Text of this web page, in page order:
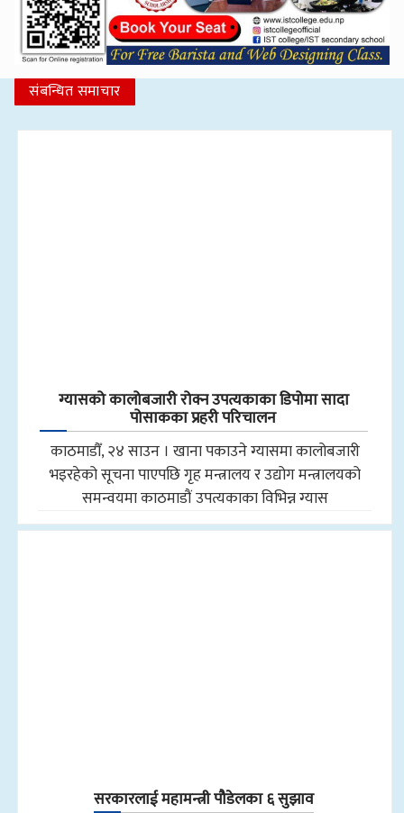
संबन्धित समाचार
ग्यासको कालोबजारी रोक्न उपत्यकाका डिपोमा सादा
पोसाकका प्रहरी परिचालन
काठमाडौँ, २४ साउन । खाना पकाउने ग्यासमा कालोबजारी
भइरहेको सूचना पाएपछि गृह मन्त्रालय र उद्योग मन्त्रालयको
समन्वयमा काठमाडौं उपत्यकाका विभिन्न ग्यास
सरकारलाई महामन्त्री पौडेलका ६ सुझाव